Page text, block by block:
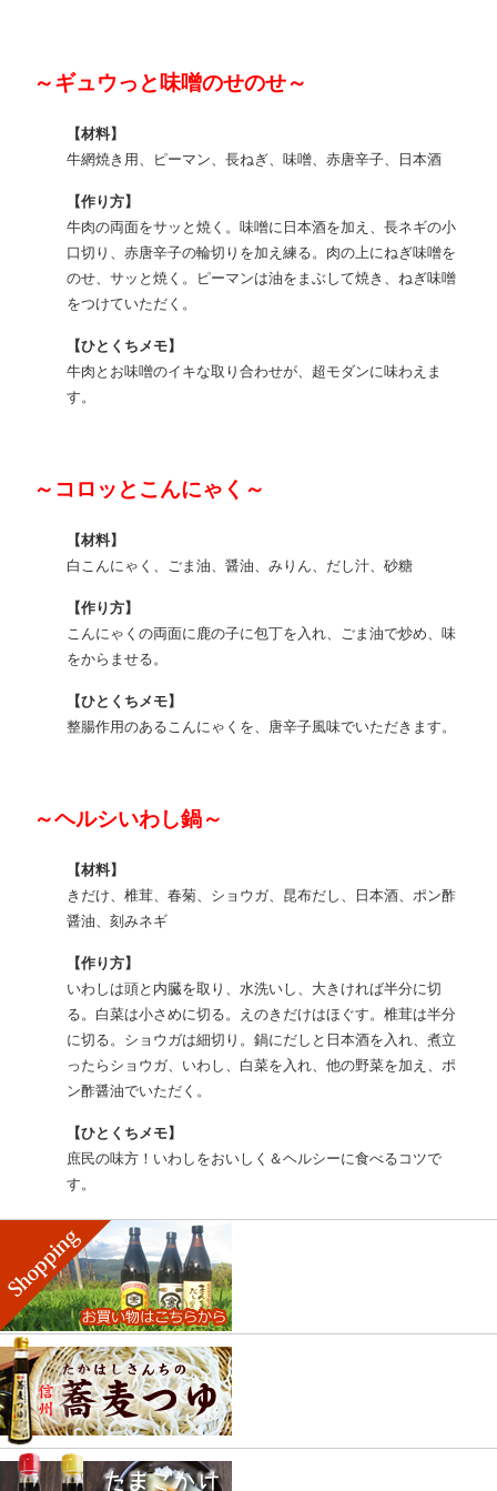
～ギュウっと味噌のせのせ～
【材料】
牛網焼き用、ピーマン、長ねぎ、味噌、赤唐辛子、日本酒
【作り方】
牛肉の両面をサッと焼く。味噌に日本酒を加え、長ネギの小
口切り、赤唐辛子の輪切りを加え練る。肉の上にねぎ味噌を
のせ、サッと焼く。ピーマンは油をまぶして焼き、ねぎ味噌
をつけていただく。
【ひとくちメモ】
牛肉とお味噌のイキな取り合わせが、超モダンに味わえま
す。
～コロッとこんにゃく～
【材料】
白こんにゃく、ごま油、醤油、みりん、だし汁、砂糖
【作り方】
こんにゃくの両面に鹿の子に包丁を入れ、ごま油で炒め、味
をからませる。
【ひとくちメモ】
整腸作用のあるこんにゃくを、唐辛子風味でいただきます。
～ヘルシいわし鍋～
【材料】
きだけ、椎茸、春菊、ショウガ、昆布だし、日本酒、ポン酢
醤油、刻みネギ
【作り方】
いわしは頭と内臓を取り、水洗いし、大きければ半分に切
る。白菜は小さめに切る。えのきだけはほぐす。椎茸は半分
に切る。ショウガは細切り。鍋にだしと日本酒を入れ、煮立
ったらショウガ、いわし、白菜を入れ、他の野菜を加え、ポ
ン酢醤油でいただく。
【ひとくちメモ】
庶民の味方！いわしをおいしく＆ヘルシーに食べるコツで
す。